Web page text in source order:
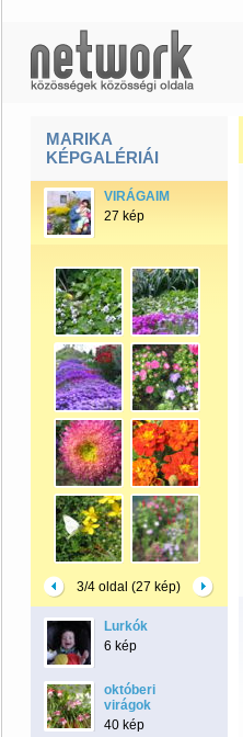
MARIKA
KÉPGALÉRIÁI
VIRÁGAIM
27 kép
3/4 oldal (27 kép)
Lurkók
6 kép
októberi
virágok
40 kép